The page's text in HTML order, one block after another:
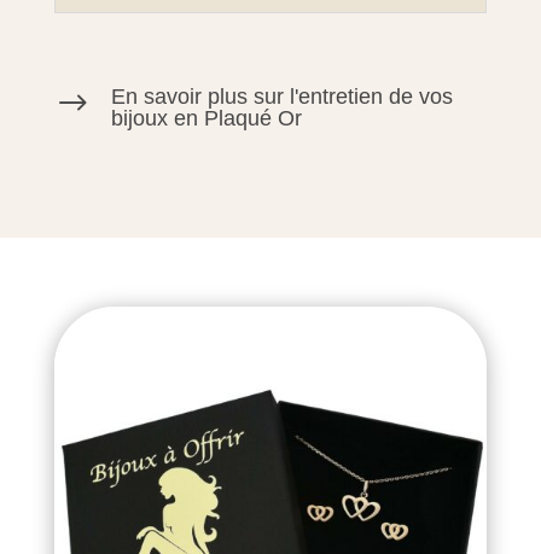
$
En savoir plus sur l'entretien de vos
bijoux en Plaqué Or